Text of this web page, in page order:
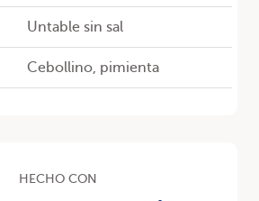
Untable sin sal
Cebollino, pimienta
HECHO CON